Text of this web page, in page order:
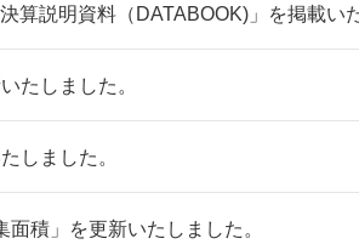
算説明資料（DATABOOK)」を掲載い
たしました。
しました。
面積」を更新いたしました。